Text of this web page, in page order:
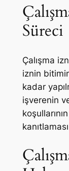
Süreci
Çalışma
iznin
kadar
işverenin